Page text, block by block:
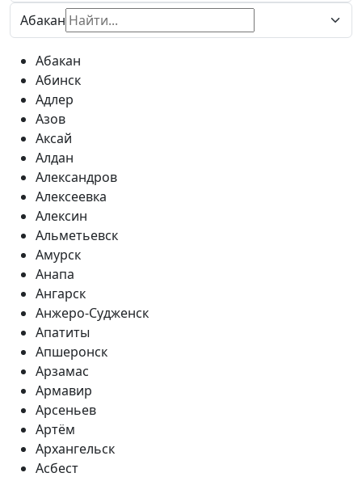
Абакан
Абакан
Абинск
Адлер
Азов
Аксай
Алдан
Александров
Алексеевка
Алексин
Альметьевск
Амурск
Анапа
Ангарск
Анжеро-Судженск
Апатиты
Апшеронск
Арзамас
Армавир
Арсеньев
Артём
Архангельск
Асбест